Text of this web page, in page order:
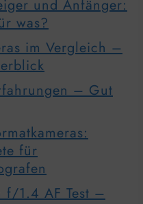
und Anfänger:
was?
im Vergleich –
– Gut
für
f/1.4 AF Test –